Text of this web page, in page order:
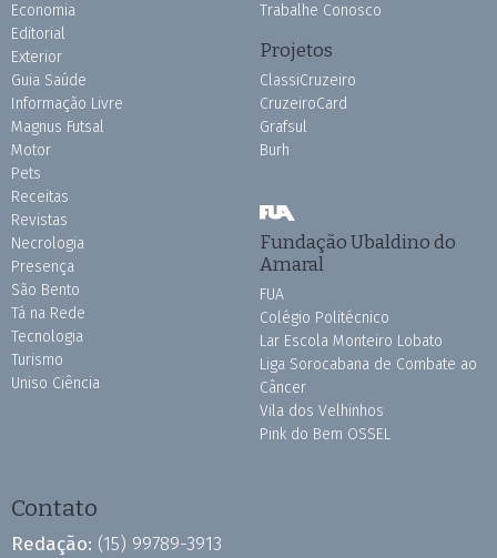
Economia
Editorial
Exterior
Guia Saúde
Informação Livre
Magnus Futsal
Motor
Pets
Receitas
Revistas
Necrologia
Presença
São Bento
Tá na Rede
Tecnologia
Turismo
Uniso Ciência
Trabalhe Conosco
Projetos
ClassiCruzeiro
CruzeiroCard
Grafsul
Burh
Fundação Ubaldino do
Amaral
FUA
Colégio Politécnico
Lar Escola Monteiro Lobato
Liga Sorocabana de Combate ao
Câncer
Vila dos Velhinhos
Pink do Bem OSSEL
Contato
Redação: (15) 99789-3913